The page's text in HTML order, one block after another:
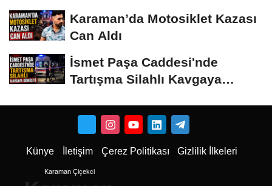
Karaman’da Motosiklet Kazası
Can Aldı
İsmet Paşa Caddesi'nde
Tartışma Silahlı Kavgaya
Künye İletişim Çerez Politikası Gizlilik İlkeleri
Karaman Çiçekci